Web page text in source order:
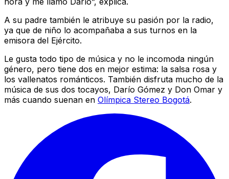
A su padre también le atribuye su pasión por la radio,
ya que de niño lo acompañaba a sus turnos en la
emisora del Ejército.
Le gusta todo tipo de música y no le incomoda ningún
género, pero tiene dos en mejor estima: la salsa rosa y
los vallenatos románticos. También disfruta mucho de la
música de sus dos tocayos, Darío Gómez y Don Omar y
más cuando suenan en Olímpica Stereo Bogotá.